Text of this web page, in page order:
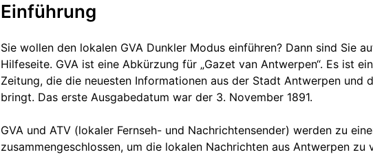
Einführung
Sie wollen den lokalen GVA Dunkler Modus einführen? Dann sind Sie
Hilfeseite. GVA ist eine Abkürzung für „Gazet van Antwerpen“. Es ist
Zeitung, die die neuesten Informationen aus der Stadt Antwerpen und
bringt. Das erste Ausgabedatum war der 3. November 1891.
GVA und ATV (lokaler Fernseh- und Nachrichtensender) werden zu
zusammengeschlossen, um die lokalen Nachrichten aus Antwerpen zu